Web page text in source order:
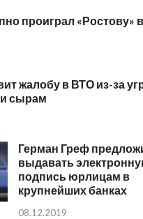
проиграл «Ростову»
жалобу в ВТО из-за
сырам
Герман Греф
выдавать
подпись юрлицам в
крупнейших банках
08.12.2019